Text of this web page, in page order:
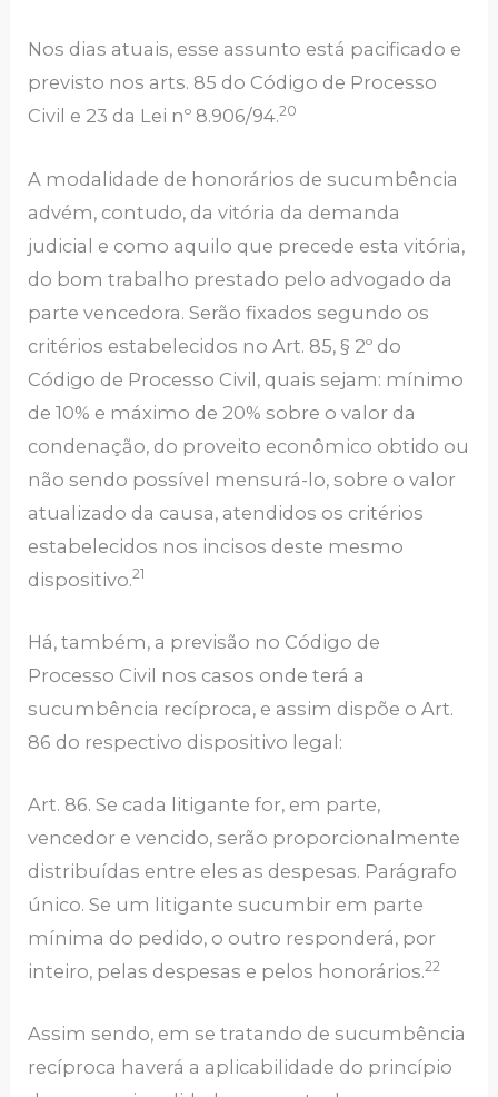
Nos dias atuais, esse assunto está pacificado e
previsto nos arts. 85 do Código de Processo
Civil e 23 da Lei nº 8.906/94.20
A modalidade de honorários de sucumbência
advém, contudo, da vitória da demanda
judicial e como aquilo que precede esta vitória,
do bom trabalho prestado pelo advogado da
parte vencedora. Serão fixados segundo os
critérios estabelecidos no Art. 85, § 2º do
Código de Processo Civil, quais sejam: mínimo
de 10% e máximo de 20% sobre o valor da
condenação, do proveito econômico obtido ou
não sendo possível mensurá-lo, sobre o valor
atualizado da causa, atendidos os critérios
estabelecidos nos incisos deste mesmo
dispositivo.21
Há, também, a previsão no Código de
Processo Civil nos casos onde terá a
sucumbência recíproca, e assim dispõe o Art.
86 do respectivo dispositivo legal:
Art. 86. Se cada litigante for, em parte,
vencedor e vencido, serão proporcionalmente
distribuídas entre eles as despesas. Parágrafo
único. Se um litigante sucumbir em parte
mínima do pedido, o outro responderá, por
inteiro, pelas despesas e pelos honorários.22
Assim sendo, em se tratando de sucumbência
recíproca haverá a aplicabilidade do princípio